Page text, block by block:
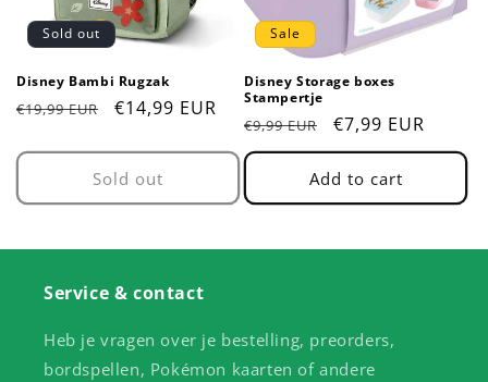
Sold out
Disney Bambi Rugzak
Regular
€19,99 EUR
Sale
€14,99 EUR
Sold out
Sale
Disney Storage boxes
Stampertje
Regular
price
€9,99 EUR
Sale
price
€7,99 EUR
Add to cart
Service & contact
Heb je vragen over je bestelling, preorders,
bordspellen, Pokémon kaarten of andere